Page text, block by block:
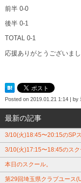
前半 0-0
後半 0-1
TOTAL 0-1
応援ありがとうございま
Posted on 2019.01.21 1:14 | by
最新の記事
3/10(火)18:45〜20:15のSPス
3/10(火)17:15〜18:45のスク
本日のスクール。
第29回埼玉県クラブユース